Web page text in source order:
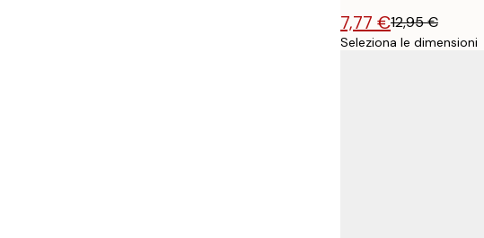
7,77 €12,95 €
Seleziona le dimensioni